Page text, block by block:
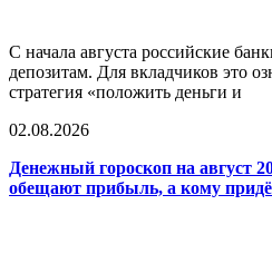
С начала августа российские
депозитам. Для вкладчиков это
стратегия «положить деньги и
02.08.2026
Денежный гороскоп на август
обещают прибыль, а кому